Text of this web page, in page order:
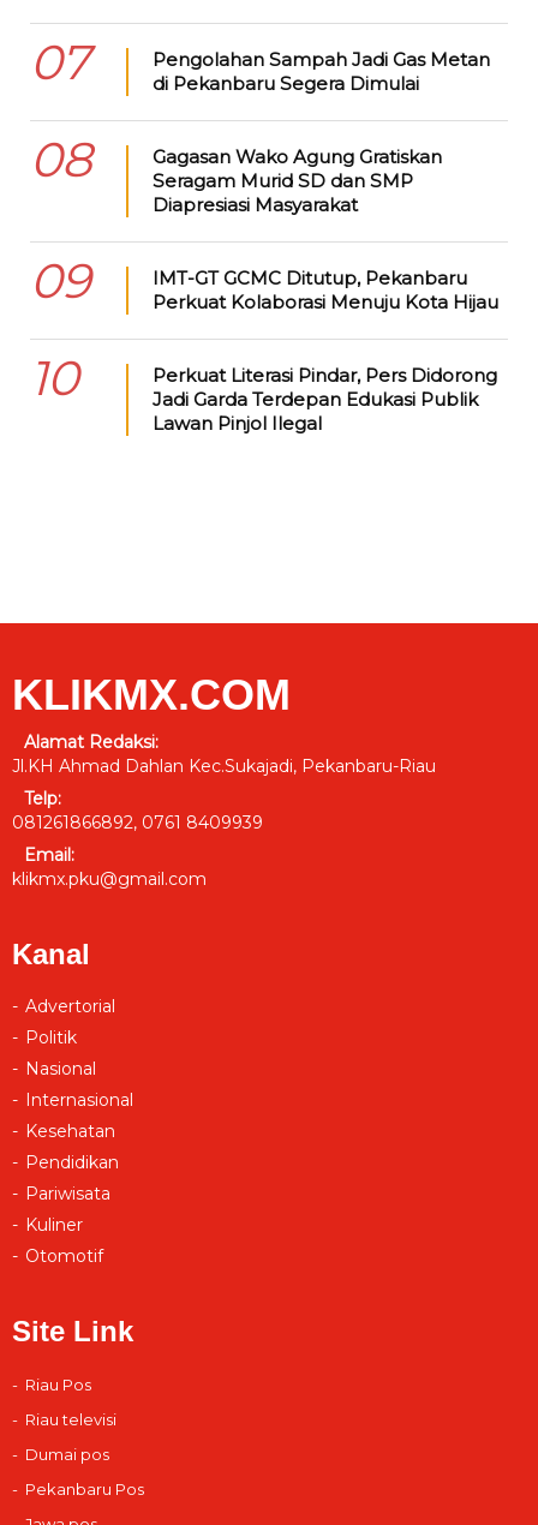
07
Pengolahan Sampah Jadi Gas Metan
di Pekanbaru Segera Dimulai
08
Gagasan Wako Agung Gratiskan
Seragam Murid SD dan SMP
Diapresiasi Masyarakat
09
IMT-GT GCMC Ditutup, Pekanbaru
Perkuat Kolaborasi Menuju Kota Hijau
10
Perkuat Literasi Pindar, Pers Didorong
Jadi Garda Terdepan Edukasi Publik
Lawan Pinjol Ilegal
KLIKMX.COM
Alamat Redaksi:
Jl.KH Ahmad Dahlan Kec.Sukajadi, Pekanbaru-Riau
Telp:
081261866892, 0761 8409939
Email:
klikmx.pku@gmail.com
Kanal
Advertorial
Politik
Nasional
Internasional
Kesehatan
Pendidikan
Pariwisata
Kuliner
Otomotif
Site Link
Riau Pos
Riau televisi
Dumai pos
Pekanbaru Pos